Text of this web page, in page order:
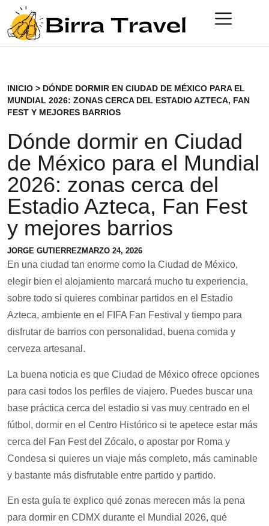
INICIO > DÓNDE DORMIR EN CIUDAD DE MÉXICO PARA EL
MUNDIAL 2026: ZONAS CERCA DEL ESTADIO AZTECA, FAN
FEST Y MEJORES BARRIOS
Dónde dormir en Ciudad
de México para el Mundial
2026: zonas cerca del
Estadio Azteca, Fan Fest
y mejores barrios
JORGE GUTIERREZMARZO 24, 2026
En una ciudad tan enorme como la Ciudad de México,
elegir bien el alojamiento marcará mucho tu experiencia,
sobre todo si quieres combinar partidos en el Estadio
Azteca, ambiente en el FIFA Fan Festival y tiempo para
disfrutar de barrios con personalidad, buena comida y
cerveza artesanal.
La buena noticia es que Ciudad de México ofrece opciones
para casi todos los perfiles de viajero. Puedes buscar una
base práctica cerca del estadio si vas muy centrado en el
fútbol, dormir en el Centro Histórico si te apetece estar más
cerca del Fan Fest del Zócalo, o apostar por Roma y
Condesa si quieres un viaje más completo, más caminable
y bastante más disfrutable entre partido y partido.
En esta guía te explico qué zonas merecen más la pena
para dormir en CDMX durante el Mundial 2026, qué